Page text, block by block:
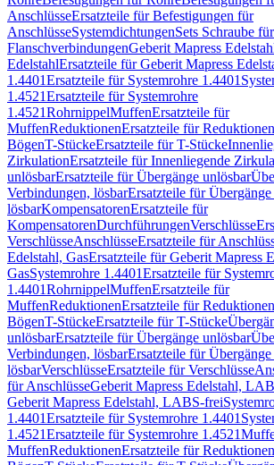
AnschlüsseErsatzteile für Befestigungen für
AnschlüsseSystemdichtungenSets Schraube für
FlanschverbindungenGeberit Mapress
EdelstahlErsatzteile für Geberit Mapress
1.4401Ersatzteile für Systemrohre 1.4401
1.4521Ersatzteile für Systemrohre
1.4521RohrnippelMuffenErsatzteile für
MuffenReduktionenErsatzteile für Reduktionen
BögenT-StückeErsatzteile für T-Stücke
ZirkulationErsatzteile für Innenliegende
unlösbarErsatzteile für Übergänge unlösbar
Verbindungen, lösbarErsatzteile für
lösbarKompensatorenErsatzteile für
KompensatorenDurchführungenVerschlüsse
VerschlüsseAnschlüsseErsatzteile für
Edelstahl, GasErsatzteile für Geberit Mapress
GasSystemrohre 1.4401Ersatzteile für
1.4401RohrnippelMuffenErsatzteile für
MuffenReduktionenErsatzteile für Reduktionen
BögenT-StückeErsatzteile für T-Stücke
unlösbarErsatzteile für Übergänge unlösbar
Verbindungen, lösbarErsatzteile für
lösbarVerschlüsseErsatzteile für Verschlüsse
für AnschlüsseGeberit Mapress Edelstahl,
Geberit Mapress Edelstahl, LABS-frei
1.4401Ersatzteile für Systemrohre 1.4401
1.4521Ersatzteile für Systemrohre 1.4521
MuffenReduktionenErsatzteile für Reduktionen